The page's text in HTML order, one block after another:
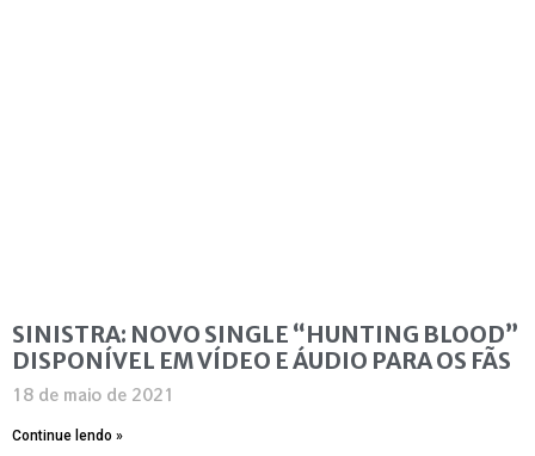
SINISTRA: NOVO SINGLE “HUNTING BLOOD”
DISPONÍVEL EM VÍDEO E ÁUDIO PARA OS FÃS
18 de maio de 2021
Continue lendo »